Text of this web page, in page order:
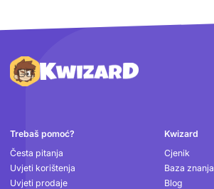
Podnožje
Trebaš pomoć?
Česta pitanja
Uvjeti korištenja
Uvjeti prodaje
Kwizard
Cjenik
Baza znanja
Blog